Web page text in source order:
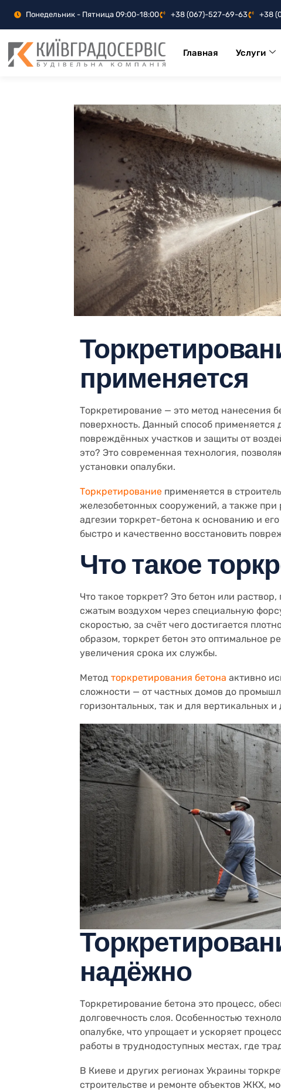
Понедельник - Пятница 09:00-18:00 +38 (067)-527-69-63 +38
Главная Услуги
применяется
Торкретирование — это метод нанесения
поверхность. Данный способ
повреждённых участков и защиты от
это? Это современная технология,
установки опалубки.
Торкретирование применяется в
железобетонных сооружений, а также при
адгезии торкрет-бетона к основанию и
быстро и качественно восстановить
Что такое
Что такое торкрет? Это бетон или
сжатым воздухом через специальную
скоростью, за счёт чего достигается
образом, торкрет бетон это оптимальное
увеличения срока их службы.
Метод торкретирования бетона активно
сложности — от частных домов до
горизонтальных, так и для вертикальных
надёжно
Торкретирование бетона это процесс,
долговечность слоя. Особенностью
опалубке, что упрощает и ускоряет
работы в труднодоступных местах, где
В Киеве и других регионах Украины
строительстве и ремонте объектов ЖКХ,